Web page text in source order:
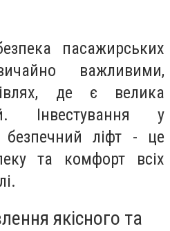
пасажирських
важливими,
де є велика
Інвестування у
безпечний ліфт - це
та комфорт всіх
якісного та